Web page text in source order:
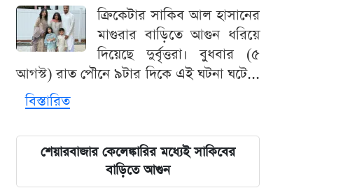
ক্রিকেটার সাকিব আল হাসানের
মাগুরার বাড়িতে আগুন ধরিয়ে
দিয়েছে দুর্বৃত্তরা। বুধবার (৫
আগস্ট) রাত পৌনে ৯টার দিকে এই ঘটনা ঘটে...
বিস্তারিত
শেয়ারবাজার কেলেঙ্কারির মধ্যেই সাকিবের
বাড়িতে আগুন